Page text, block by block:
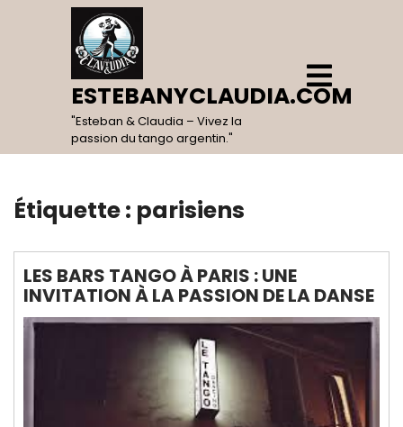
ESTEBANYCLAUDIA.COM
"Esteban & Claudia – Vivez la
passion du tango argentin."
Open
Menu
Étiquette : parisiens
LES BARS TANGO À PARIS : UNE
INVITATION À LA PASSION DE LA DANSE